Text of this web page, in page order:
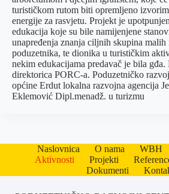
turističkom rutom biti opremljeno
energije za rasvjetu. Projekt je
edukacija koje su bile namijenjene
unapređenja znanja ciljnih skupina malih
poduzetnika, te dionika u turističkim
nekim edukacijama predavač je bila gđa.
direktorica PORC-a. Poduzetničko
općine Erdut lokalna razvojna agencija
Eklemović Dipl.menadž. u turizmu
Naslovnica O nama WBH
Aktivnosti
Projekti
Dokumenti